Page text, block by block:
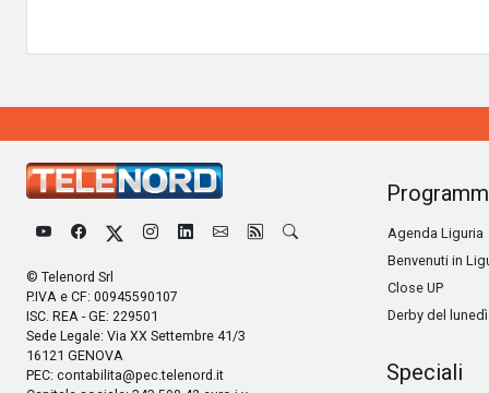
© Telenord Srl
P.IVA e CF: 00945590107
ISC. REA - GE: 229501
Sede Legale: Via XX Settembre 41/3
16121 GENOVA
PEC: contabilita@pec.telenord.it
Agenda Liguria
Benvenuti in
Close UP
Derby del lunedì
Speciali